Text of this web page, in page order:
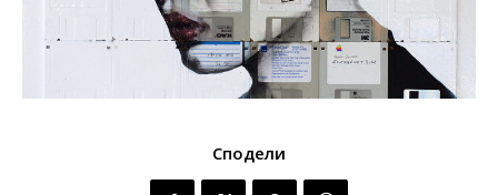
Сподели